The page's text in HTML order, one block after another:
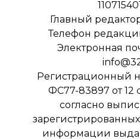
Главный
Телефон
Электронная
Регистрационный
ФС77-83897 от 12
согласно
информации